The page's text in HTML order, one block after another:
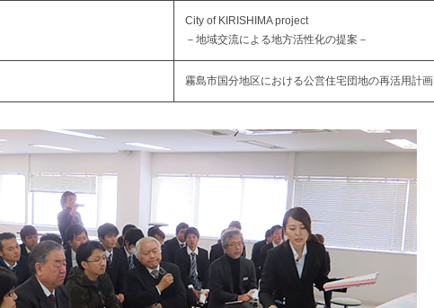
City of KIRISHIMA project
－地域交流による地方活性化の提案－
霧島市国分地区における公営住宅団地の再活用計画